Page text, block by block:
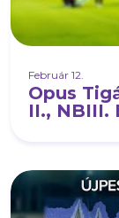
Február 12.
Opus
II., NBIII.